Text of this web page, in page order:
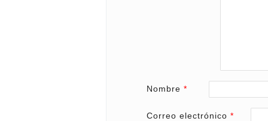
Nombre *
Correo electrónico *